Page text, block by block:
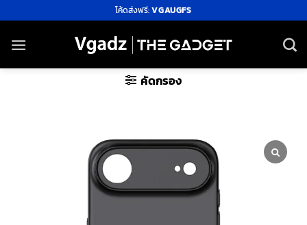
ไป
ยัง
โค้ดส่งฟรี:VGAUGFS
คัดกรอง